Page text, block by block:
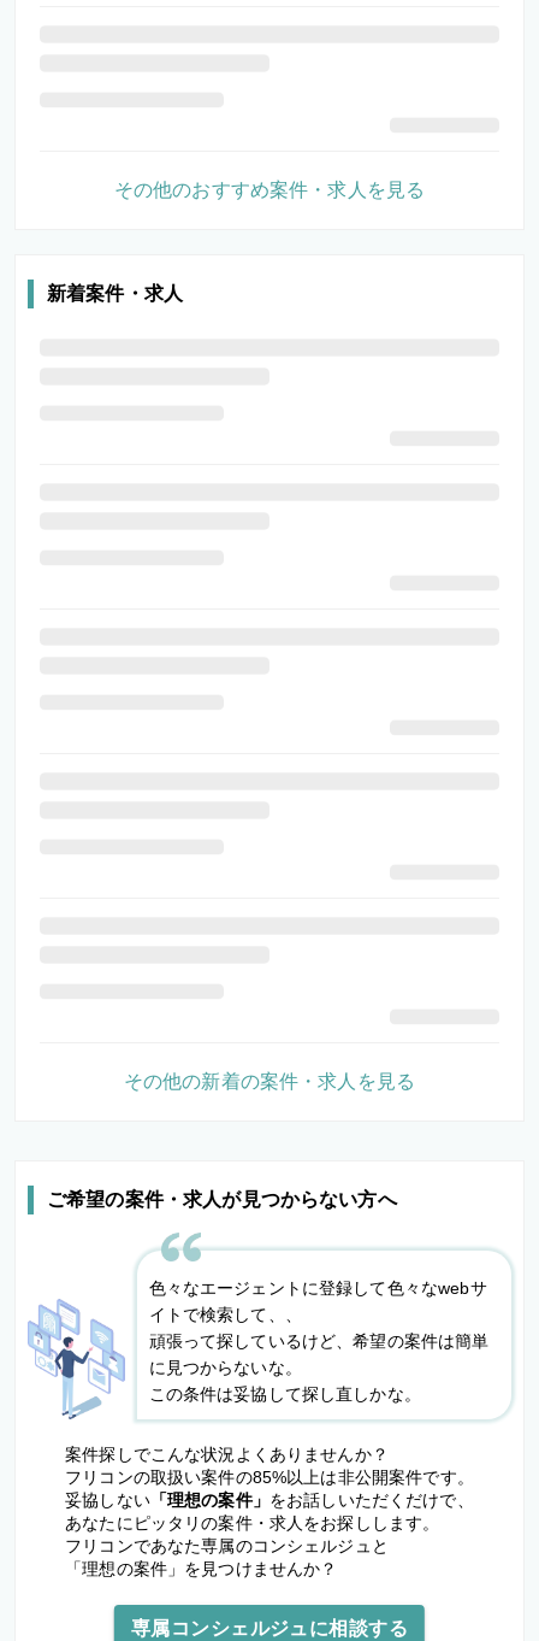
ご希望の案件・求人が見つからない方へ
色々なエージェントに登録して色々なwebサ
イトで検索して、、
頑張って探しているけど、希望の案件は簡単
に見つからないな。
この条件は妥協して探し直しかな。
案件探しでこんな状況よくありませんか？
フリコンの取扱い案件の85%以上は非公開案件です。
妥協しない「理想の案件」 をお話しいただくだけで、
あなたにピッタリの案件・求人をお探しします。
フリコンであなた専属のコンシェルジュと
「理想の案件」を見つけませんか？
専属コンシェルジュに相談する
その他のおすすめ案件・求人を見る
新着案件・求人
その他の新着の案件・求人を見る